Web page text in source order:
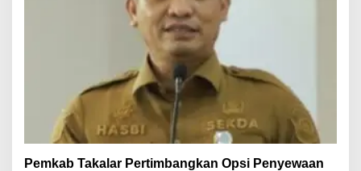
Pemkab Takalar Pertimbangkan Opsi Penyewaan